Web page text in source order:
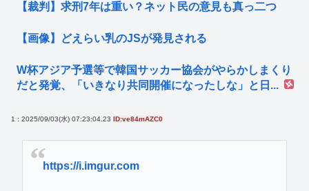
【裁判】求刑7年は重い？ネット民の意見も真っ二つ
【画像】どえらい乳のJSが発見される
W杯アジア予選等で韓国サッカー協会がやらかしまくり
だと発覚、「いきなり共同開催になったしな」と日...
1 : 2025/09/03(水) 07:23:04.23 ID:ve84mAZC0
https://i.imgur.com